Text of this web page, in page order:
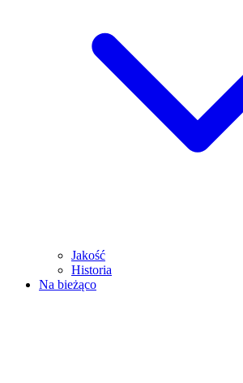
Jakość
Historia
Na bieżąco